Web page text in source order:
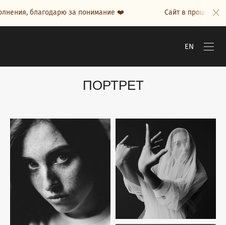
благодарю за понимание ❤️ Сайт в процессе
EN
ПОРТРЕТ